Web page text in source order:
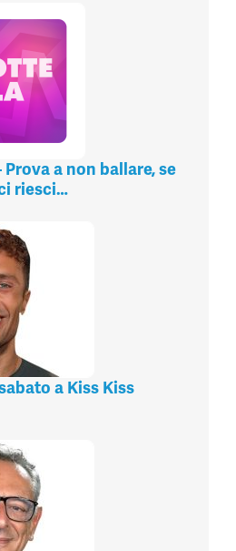
a non ballare, se
riesci…
a Kiss Kiss